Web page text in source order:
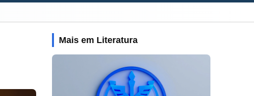
Mais em Literatura